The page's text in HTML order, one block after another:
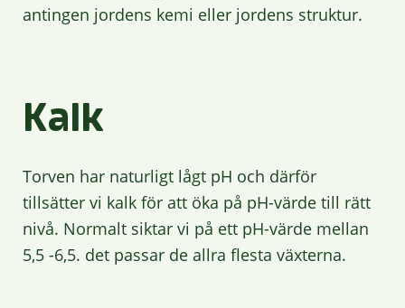
antingen jordens kemi eller jordens struktur.
Kalk
Torven har naturligt lågt pH och därför
tillsätter vi kalk för att öka på pH-värde till rätt
nivå. Normalt siktar vi på ett pH-värde mellan
5,5 -6,5. det passar de allra flesta växterna.